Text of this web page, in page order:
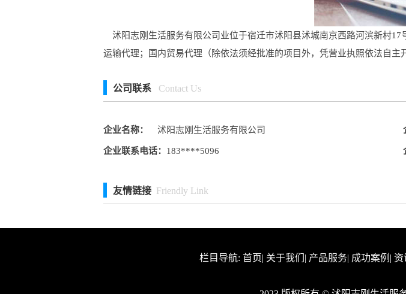
沭阳志刚生活服务有限公司业位于宿迁市沭阳县沭城南京西路河滨新村
运输代理；国内贸易代理（除依法须经批准的项目外，凭营业执照依法自主
公司联系 Contact Us
企业名称： 沭阳志刚生活服务有限公司
企业联系电话： 183****5096
友情链接 Friendly Link
栏目导航: 首页| 关于我们 | 产品服务| 成功案例 | 资